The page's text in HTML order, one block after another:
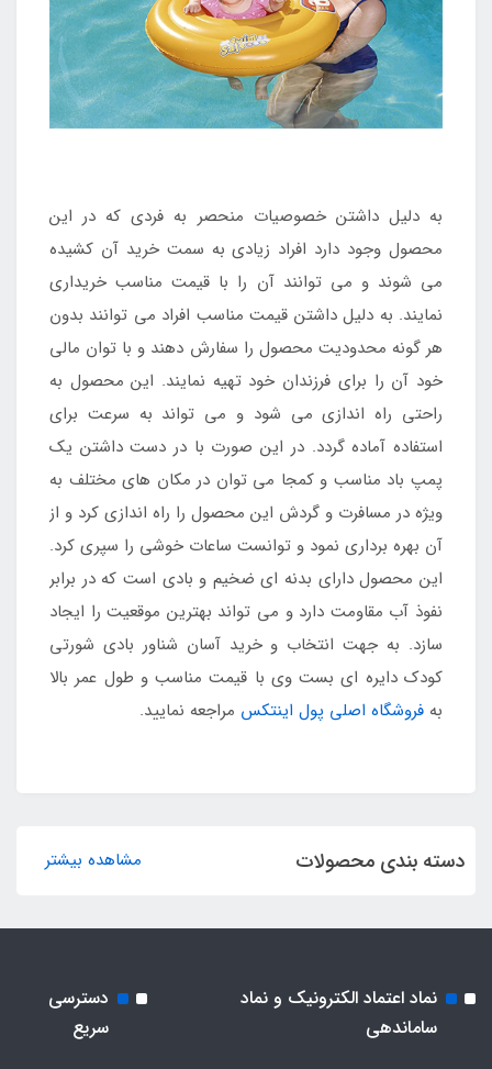
به دلیل داشتن خصوصیات منحصر به فردی که در این
محصول وجود دارد افراد زیادی به سمت خرید آن کشیده
می شوند و می توانند آن را با قیمت مناسب خریداری
نمایند. به دلیل داشتن قیمت مناسب افراد می توانند بدون
هر گونه محدودیت محصول را سفارش دهند و با توان مالی
خود آن را برای فرزندان خود تهیه نمایند. این محصول به
راحتی راه اندازی می شود و می تواند به سرعت برای
استفاده آماده گردد. در این صورت با در دست داشتن یک
پمپ باد مناسب و کمجا می توان در مکان های مختلف به
ویژه در مسافرت و گردش این محصول را راه اندازی کرد و از
آن بهره برداری نمود و توانست ساعات خوشی را سپری کرد.
این محصول دارای بدنه ای ضخیم و بادی است که در برابر
نفوذ آب مقاومت دارد و می تواند بهترین موقعیت را ایجاد
سازد. به جهت انتخاب و خرید آسان شناور بادی شورتی
کودک دایره ای بست وی با قیمت مناسب و طول عمر بالا
به فروشگاه اصلی پول اینتکس مراجعه نمایید.
دسته بندی محصولات مشاهده بیشتر
نماد اعتماد الکترونیک و نماد
ساماندهی
دسترسی
سریع